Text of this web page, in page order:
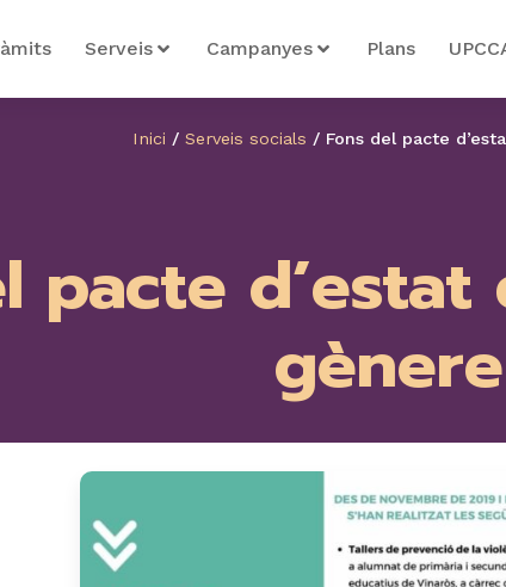
Serveis Campanyes Plans
Inici / Serveis socials / Fons del pacte
pacte